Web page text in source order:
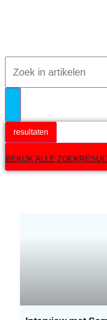
resultaten
BEKIJK ALLE